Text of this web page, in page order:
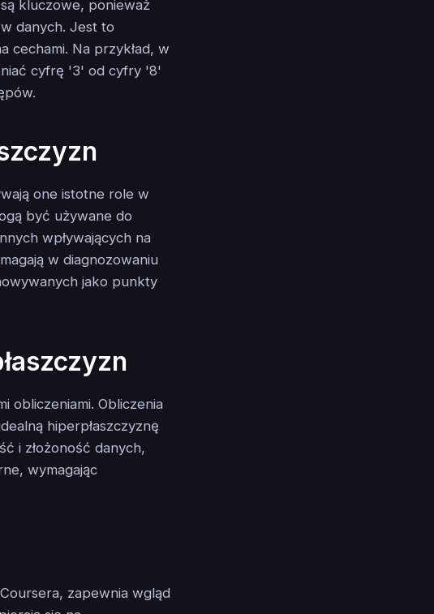
kluczowe, ponieważ
danych. Jest to
cechami. Na przykład, w
cyfrę '3' od cyfry '8'
one istotne role w
być używane do
wpływających na
w diagnozowaniu
jako punkty
obliczeniami. Obliczenia
hiperpłaszczyznę
i złożoność danych,
wymagając
zapewnia wgląd